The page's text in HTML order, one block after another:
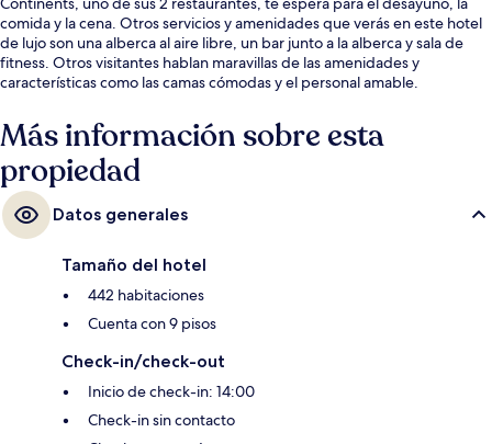
comida y la cena. Otros servicios y amenidades que verás en este hotel
de lujo son una alberca al aire libre, un bar junto a la alberca y sala de
fitness. Otros visitantes hablan maravillas de las amenidades y
características como las camas cómodas y el personal amable.
Más información sobre esta
propiedad
Datos generales
Tamaño del hotel
442 habitaciones
Cuenta con 9 pisos
Check-in/check-out
Inicio de check-in: 14:00
Check-in sin contacto